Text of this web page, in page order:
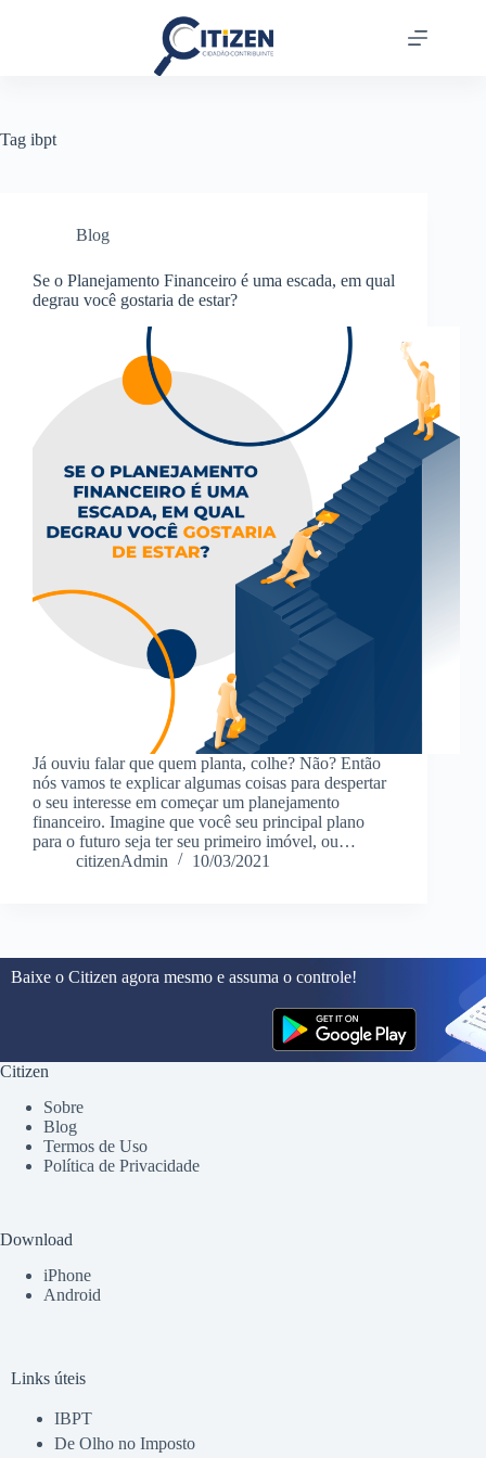
Tag ibpt
Blog
Se o Planejamento Financeiro é uma escada, em qual
degrau você gostaria de estar?
Já ouviu falar que quem planta, colhe? Não? Então
nós vamos te explicar algumas coisas para despertar
o seu interesse em começar um planejamento
financeiro. Imagine que você seu principal plano
para o futuro seja ter seu primeiro imóvel, ou…
citizenAdmin
10/03/2021
Baixe o Citizen agora mesmo e assuma o controle!
Citizen
Sobre
Blog
Termos de Uso
Política de Privacidade
Download
iPhone
Android
Links úteis
IBPT
De Olho no Imposto